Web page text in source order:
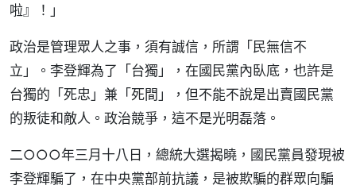
啦』！」
政治是管理眾人之事，須有誠信，所謂「民無信不
立」。李登輝為了「台獨」，在國民黨內臥底，也許是
台獨的「死忠」兼「死間」，但不能不說是出賣國民黨
的叛徒和敵人。政治競爭，這不是光明磊落。
二○○○年三月十八日，總統大選揭曉，國民黨員發現被
李登輝騙了，在中央黨部前抗議，是被欺騙的群眾向騙